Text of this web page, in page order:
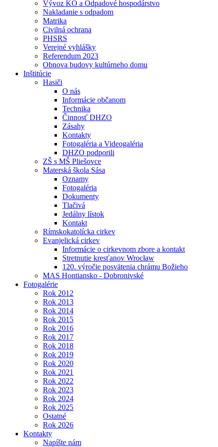
Vývoz KO a Odpadové hospodárstvo
Nakladanie s odpadom
Matrika
Civilná ochrana
PHSRS
Verejné vyhlášky
Referendum 2023
Obnova budovy kultúrneho domu
Inštitúcie
Hasiči
O nás
Informácie občanom
Technika
Činnosť DHZO
Zásahy
Kontakty
Fotogaléria a Videogaléria
DHZO podporili
ZŠ s MŠ Pliešovce
Materská škola Sása
Oznamy
Fotogaléria
Dokumenty
Tlačivá
Jedálny lístok
Kontakt
Rímskokatolícka cirkev
Evanjelická cirkev
Informácie o cirkevnom zbore a kontakt
Stretnutie kresťanov Wrocław
120. výročie posvätenia chrámu Božieho
MAS Hontiansko - Dobronivské
Fotogalérie
Rok 2012
Rok 2013
Rok 2014
Rok 2015
Rok 2016
Rok 2017
Rok 2018
Rok 2019
Rok 2020
Rok 2021
Rok 2022
Rok 2023
Rok 2024
Rok 2025
Ostatné
Rok 2026
Kontakty
Napíšte nám